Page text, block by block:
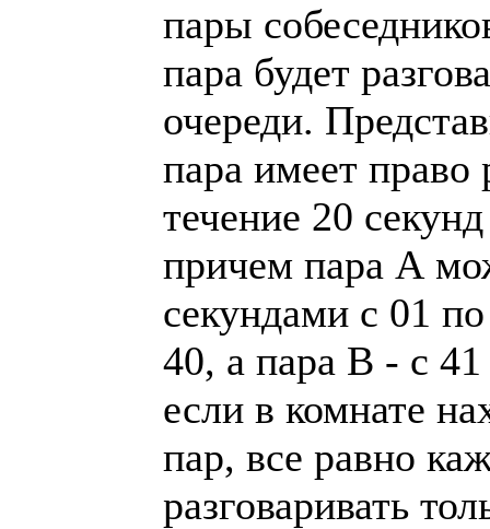
пары
пара будет
очереди.
пара имеет право
течение 20
причем пара А
секундами с 01
40, а пара В - с
если в комнате
пар, все равно
разговаривать